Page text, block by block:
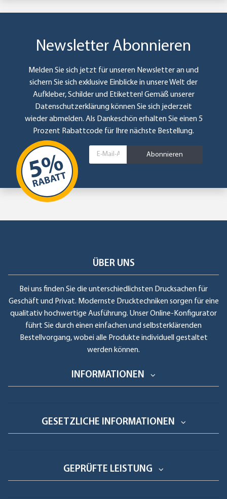
Newsletter Abonnieren
Melden Sie sich jetzt für unseren Newsletter an und
sichern Sie sich exklusive Einblicke in unsere Welt der
Aufkleber, Schilder und Etiketten! Gemäß unserer
Datenschutzerklärung können Sie sich jederzeit
wieder abmelden. Als Dankeschön erhalten Sie einen 5
Prozent Rabattcode für Ihre nächste Bestellung.
Abonnieren
ÜBER UNS
Bei uns finden Sie die unterschiedlichsten Drucksachen für
Geschäft und Privat. Modernste Drucktechniken sorgen für eine
qualitativ hochwertige Ausführung. Unser Online-Konfigurator
führt Sie durch einen einfachen und selbsterklärenden
Bestellvorgang, wobei alle Produkte individuell gestaltet
werden können.
INFORMATIONEN
GESETZLICHE INFORMATIONEN
GEPRÜFTE LEISTUNG